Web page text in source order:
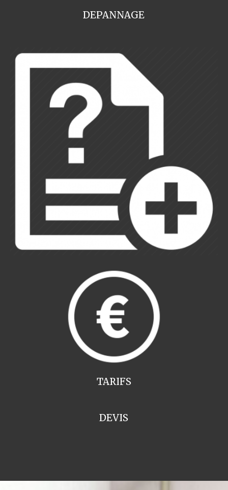
DEPANNAGE
TARIFS
DEVIS